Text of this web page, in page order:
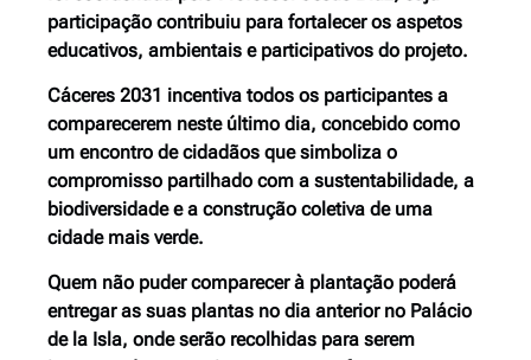
participação contribuiu para fortalecer os aspetos
educativos, ambientais e participativos do projeto.
Cáceres 2031 incentiva todos os participantes a
comparecerem neste último dia, concebido como
um encontro de cidadãos que simboliza o
compromisso partilhado com a sustentabilidade, a
biodiversidade e a construção coletiva de uma
cidade mais verde.
Quem não puder comparecer à plantação poderá
entregar as suas plantas no dia anterior no Palácio
de la Isla, onde serão recolhidas para serem